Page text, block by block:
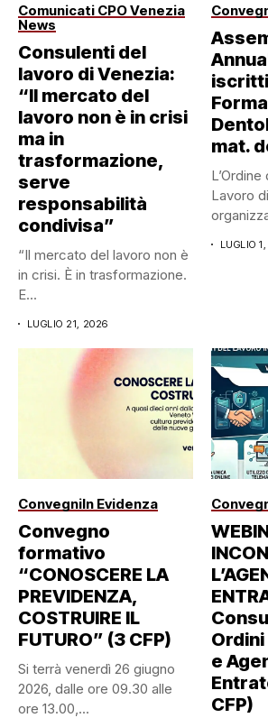
Comunicati CPO Venezia
News
Consulenti del
lavoro di Venezia:
“Il mercato del
lavoro non è in crisi
ma in
trasformazione,
serve
responsabilità
condivisa”
“Il mercato del lavoro non è
in crisi. È in trasformazione.
E...
LUGLIO 21, 2026
mat.
Lavoro
LUGLIO
ConvegniIn Evidenza
Convegno
formativo
“CONOSCERE LA
PREVIDENZA,
COSTRUIRE IL
FUTURO” (3 CFP)
Si terrà venerdì 26 giugno
2026, dalle ore 09.30 alle
ore 13.00,...
Ordini
e
CFP)